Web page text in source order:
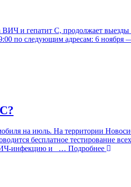
и гепатит С, продолжает выезды
по следующим адресам: 6
на июль. На территории
бесплатное тестирование
инфекцию и
… Подробнее